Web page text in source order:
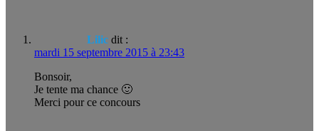
Lilic dit :
mardi 15 septembre 2015 à 23:43
Bonsoir,
Je tente ma chance 🙂
Merci pour ce concours